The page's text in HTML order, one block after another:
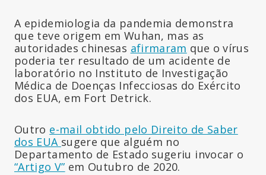
A epidemiologia da pandemia demonstra
que teve origem em Wuhan, mas as
autoridades chinesas afirmaram que o vírus
poderia ter resultado de um acidente de
laboratório no Instituto de Investigação
Médica de Doenças Infecciosas do Exército
dos EUA, em Fort Detrick.
Outro e-mail obtido pelo Direito de Saber
dos EUA sugere que alguém no
Departamento de Estado sugeriu invocar o
“Artigo V” em Outubro de 2020.